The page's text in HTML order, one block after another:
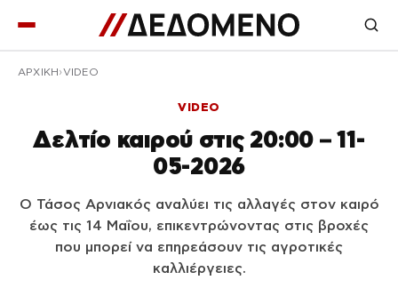
ΑΡΧΙΚΉ VIDEO
VIDEO
Δελτίο καιρού στις 20:00 – 11-
05-2026
Ο Τάσος Αρνιακός αναλύει τις αλλαγές στον καιρό
έως τις 14 Μαΐου, επικεντρώνοντας στις βροχές
που μπορεί να επηρεάσουν τις αγροτικές
καλλιέργειες.